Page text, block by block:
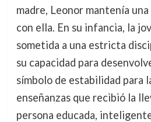
madre, Leonor mantenía
con ella. En su infancia, la
sometida a una estricta
su capacidad para
símbolo de estabilidad para
enseñanzas que recibió la
persona educada,